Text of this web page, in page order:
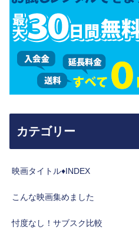
カテゴリー
映画タイトル♦︎INDEX
こんな映画集めました
忖度なし！サブスク比較